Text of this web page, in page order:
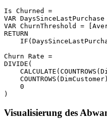
Is Churned =
VAR
VAR ChurnThreshold =
RETURN
Churn Rate =
DIVIDE(
    0
Visualisierung des